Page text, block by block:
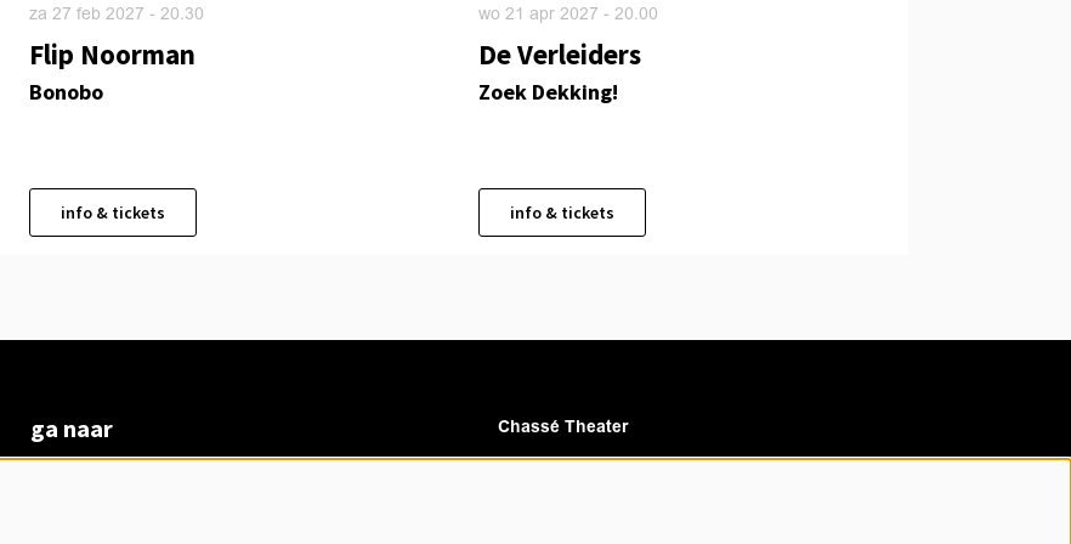
Flip Noorman
Bonobo
za 27 feb 2027- 20.30
info & tickets
De Verleiders
Zoek Dekking!
wo 21 apr 2027 - 20.00
info & tickets
ga naar Chassé Theater